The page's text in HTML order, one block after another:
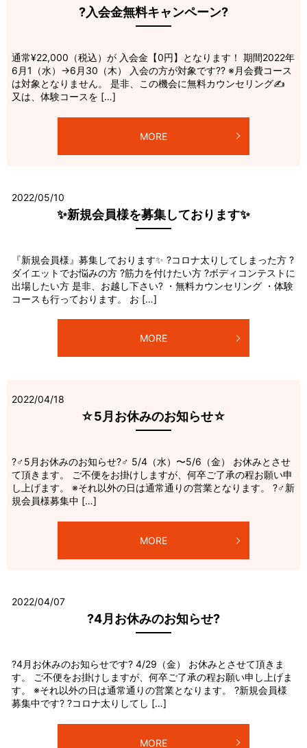
?入会金無料キャンペーン?
通常¥22,000（税込）が 入会金【0円】となります！ 期間2022年
6月1（水）→6月30（木） 入会の方が対象です?? ※月会費コース
は対象となりません。 是非、この機会に無料カウンセリング✍️
又は、体験コースを […]
MORE
2022/05/10
✨新規会員様を募集しております✨
『新規会員様』募集しております✨ ?コロナ太りしてしまった方 ?
ダイエットでお悩みの方 ?筋力を付けたい方 ?ボディコンテストに
出場したい方 是非、お越し下さい? ・無料カウンセリング ・体験
コースも行っております。 お […]
MORE
2022/04/18
☆5月お休みのお知らせ☆
?‍♂️5月お休みのお知らせ?‍♂️ 5/4（水）〜5/6（金） お休みとさせ
て頂きます。 ご不便をお掛けしますが、何卒ご了承の程お願い申
し上げます。 ※それ以外の日は通常通りの営業となります。 ?‍♂️新
規会員様募集中 […]
MORE
2022/04/07
?4月お休みのお知らせ?
?4月お休みのお知らせです? 4/29（金） お休みとさせて頂きま
す。 ご不便をお掛けしますが、何卒ご了承の程お願い申し上げま
す。 ※それ以外の日は通常通りの営業となります。 ?新規会員様
募集中です? ?コロナ太りしてし […]
MORE